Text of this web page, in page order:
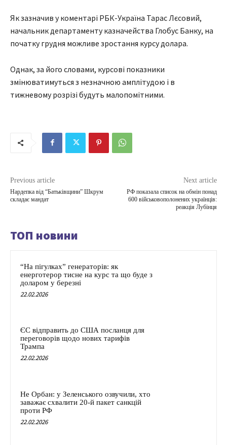
Як зазначив у коментарі РБК-Україна Тарас Лєсовий,
начальник департаменту казначейства Глобус Банку, на
початку грудня можливе зростання курсу долара.
Однак, за його словами, курсові показники
змінюватимуться з незначною амплітудою і в
тижневому розрізі будуть малопомітними.
Previous article
Нардепка від “Батьківщини” Шкрум
складає мандат
Next article
РФ показала список на обмін понад
600 військовополонених українців:
реакція Лубінця
ТОП новини
“На пігулках” генераторів: як
енерготерор тисне на курс та що буде з
доларом у березні
22.02.2026
ЄС відправить до США посланця для
переговорів щодо нових тарифів
Трампа
22.02.2026
Не Орбан: у Зеленського озвучили, хто
заважає схвалити 20-й пакет санкцій
проти РФ
22.02.2026